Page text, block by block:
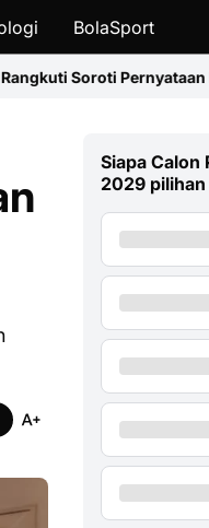
BolaSport
Fadia RafiqTren
Siapa Calon
2029 pilihan